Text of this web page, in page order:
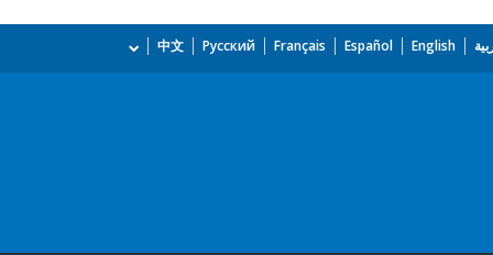
English
Español
Français
Русский
中文